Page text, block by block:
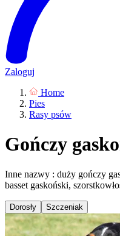
Zaloguj
Home
Pies
Rasy psów
Gończy
Inne nazwy : duży gończy
basset gaskoński,
Dorosły Szczeniak